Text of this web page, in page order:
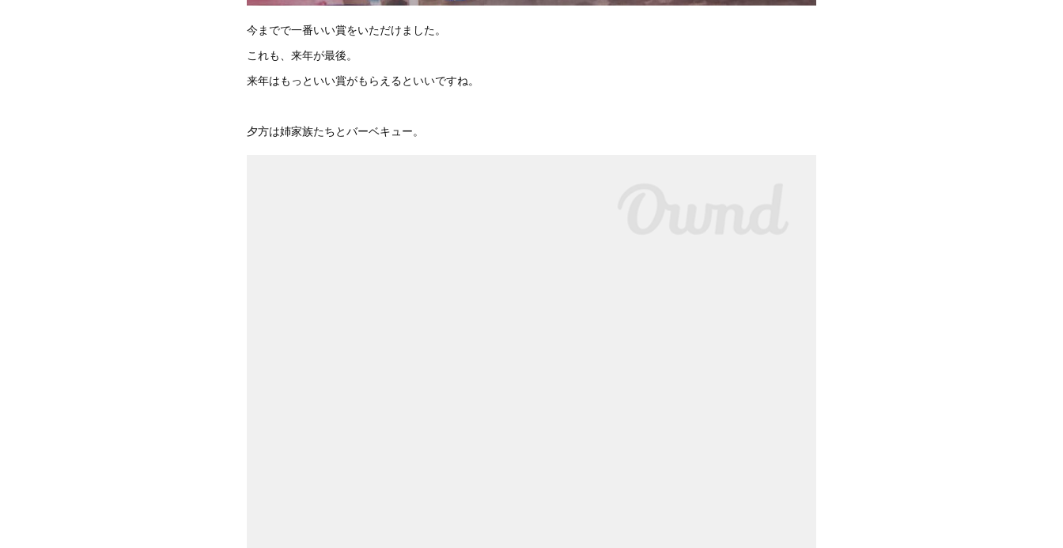
今までで一番いい賞をいただけました。
これも、来年が最後。
来年はもっといい賞がもらえるといいですね。
夕方は姉家族たちとバーベキュー。